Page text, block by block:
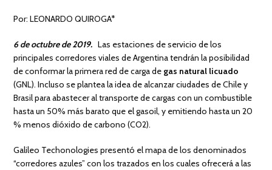
Por: LEONARDO QUIROGA*
6 de octubre de 2019. Las estaciones de servicio de los
principales corredores viales de Argentina tendrán la posibilidad
de conformar la primera red de carga de gas natural licuado
(GNL). Incluso se plantea la idea de alcanzar ciudades de Chile y
Brasil para abastecer al transporte de cargas con un combustible
hasta un 50% más barato que el gasoil, y emitiendo hasta un 20
% menos dióxido de carbono (CO2).
Galileo Techonologies presentó el mapa de los denominados
“corredores azules” con los trazados en los cuales ofrecerá a las